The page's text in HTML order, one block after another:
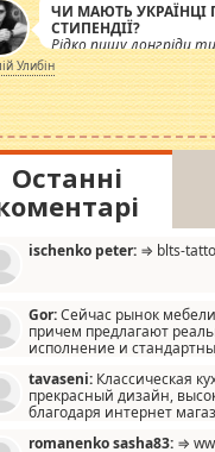
ЧИ МАЮТЬ УКРАЇНЦІ
СТИПЕНДІЇ?
Рідко пишу лонгріди
але вже просто
інсенуації навколо
Штучно роздувається
катастрофа.
Улибін
Останні
ischenko peter: ⇒ blts-
Gor:Сейчас рынок
причем предлагают
исполнение и
мало походит на
и что главное -
ненужных наворотов
tavaseni: Классическая
прекрасный дизайн,
благодаря интернет
romanenko sasha83: ⇒